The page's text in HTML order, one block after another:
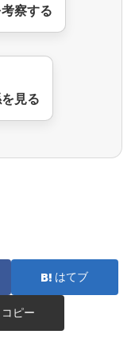
察する
見る
はてブ
コピー